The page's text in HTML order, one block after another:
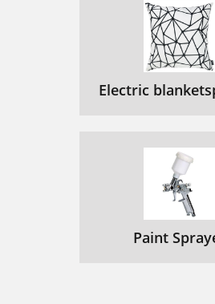
Electric
Paint